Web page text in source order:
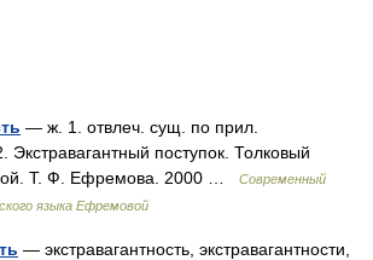
— ж. 1. отвлеч. сущ. по прил.
Экстравагантный поступок. Толковый
Т. Ф. Ефремова. 2000 …
Современный
языка Ефремовой
— экстравагантность, экстравагантности,